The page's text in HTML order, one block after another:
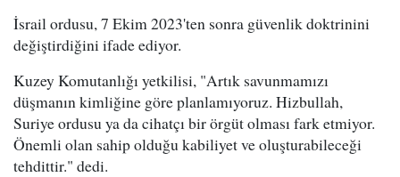
İsrail ordusu, 7 Ekim 2023'ten sonra güvenlik doktrinini
değiştirdiğini ifade ediyor.
Kuzey Komutanlığı yetkilisi, "Artık savunmamızı
düşmanın kimliğine göre planlamıyoruz. Hizbullah,
Suriye ordusu ya da cihatçı bir örgüt olması fark etmiyor.
Önemli olan sahip olduğu kabiliyet ve oluşturabileceği
tehdittir." dedi.